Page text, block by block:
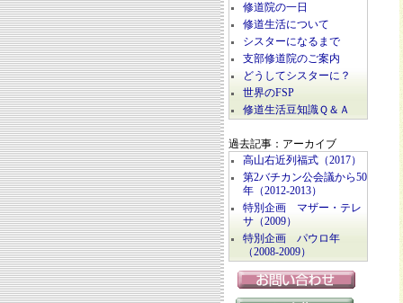
修道院の一日
修道生活について
シスターになるまで
支部修道院のご案内
どうしてシスターに？
世界のFSP
修道生活豆知識Ｑ＆Ａ
過去記事：アーカイブ
高山右近列福式（2017）
第2バチカン公会議から50
年（2012-2013）
特別企画 マザー・テレ
サ（2009）
特別企画 パウロ年
（2008-2009）